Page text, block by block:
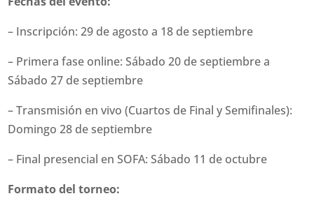
– Inscripción: 29 de agosto a 18 de septiembre
– Primera fase online: Sábado 20 de septiembre a
Sábado 27 de septiembre
– Transmisión en vivo (Cuartos de Final y Semifinales):
Domingo 28 de septiembre
– Final presencial en SOFA: Sábado 11 de octubre
Formato del torneo: